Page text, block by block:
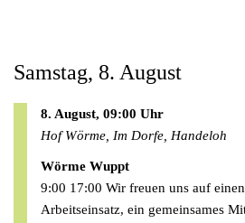
Samstag, 8. August
8. August, 09:00 Uhr
Hof Wörme, Im Dorfe, Handeloh
Wörme Wuppt
9:00 17:00 Wir freuen uns auf
Arbeitseinsatz, ein gemeinsames